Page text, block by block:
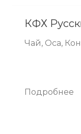
КФХ
Чай, Оса,
Подробнее